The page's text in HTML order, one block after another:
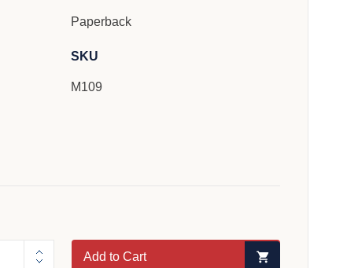
Paperback
SKU
M109
Add to Cart